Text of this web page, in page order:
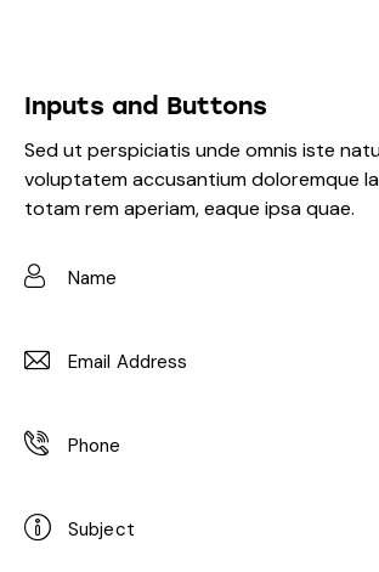
Inputs and Buttons
Sed ut perspiciatis unde omnis iste
voluptatem accusantium doloremque
totam rem aperiam, eaque ipsa quae.